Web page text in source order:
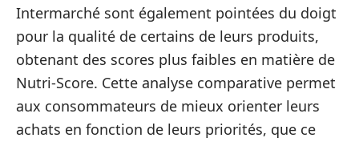
Intermarché sont également pointées du doigt
pour la qualité de certains de leurs produits,
obtenant des scores plus faibles en matière de
Nutri-Score. Cette analyse comparative permet
aux consommateurs de mieux orienter leurs
achats en fonction de leurs priorités, que ce